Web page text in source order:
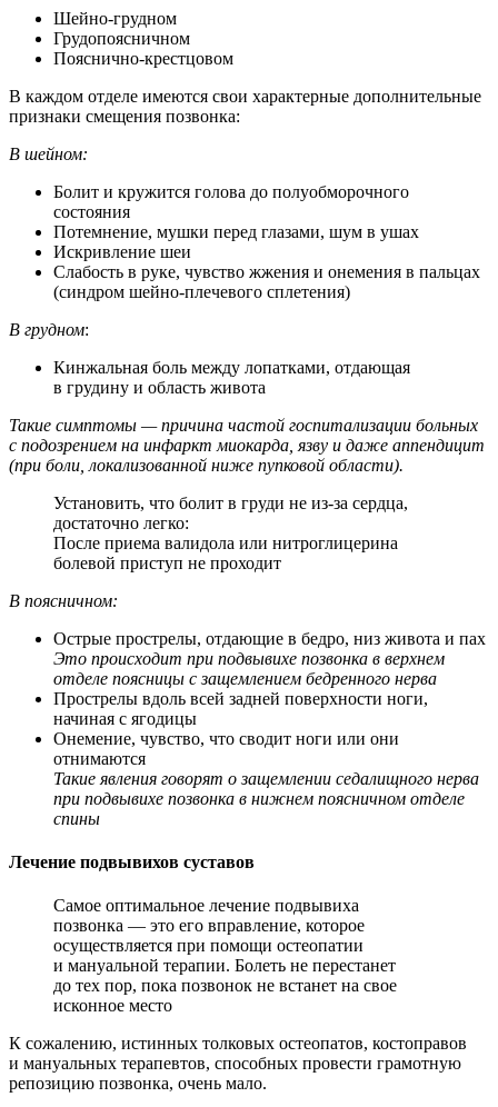
Шейно-грудном
Грудопоясничном
Пояснично-крестцовом
В каждом отделе имеются свои характерные дополнительные
признаки смещения позвонка:
В шейном:
Болит и кружится голова до полуобморочного
состояния
Потемнение, мушки перед глазами, шум в ушах
Искривление шеи
Слабость в руке, чувство жжения и онемения в пальцах
(синдром шейно-плечевого сплетения)
В грудном:
Кинжальная боль между лопатками, отдающая
в грудину и область живота
Такие симптомы — причина частой госпитализации больных
с подозрением на инфаркт миокарда, язву и даже аппендицит
(при боли, локализованной ниже пупковой области).
Установить, что болит в груди не из-за сердца,
достаточно легко:
После приема валидола или нитроглицерина
болевой приступ не проходит
В поясничном:
Острые прострелы, отдающие в бедро, низ живота и пах
Это происходит при подвывихе позвонка в верхнем
отделе поясницы с защемлением бедренного нерва
Прострелы вдоль всей задней поверхности ноги,
начиная с ягодицы
Онемение, чувство, что сводит ноги или они
отнимаются
Такие явления говорят о защемлении седалищного нерва
при подвывихе позвонка в нижнем поясничном отделе
спины
Лечение подвывихов суставов
Самое оптимальное лечение подвывиха
позвонка — это его вправление, которое
осуществляется при помощи остеопатии
и мануальной терапии. Болеть не перестанет
до тех пор, пока позвонок не встанет на свое
исконное место
К сожалению, истинных толковых остеопатов, костоправов
и мануальных терапевтов, способных провести грамотную
репозицию позвонка, очень мало.